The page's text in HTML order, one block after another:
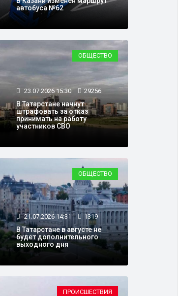
ОБЩЕСТВО
автобуса №62
ОБЩЕСТВО
23.07.2026 15:30 29256
В Татарстане начнут
штрафовать за отказ
принимать на работу
участников СВО
ОБЩЕСТВО
21.07.2026 14:31 1319
В Татарстане в августе не
будет дополнительного
выходного дня
ПРОИСШЕСТВИЯ